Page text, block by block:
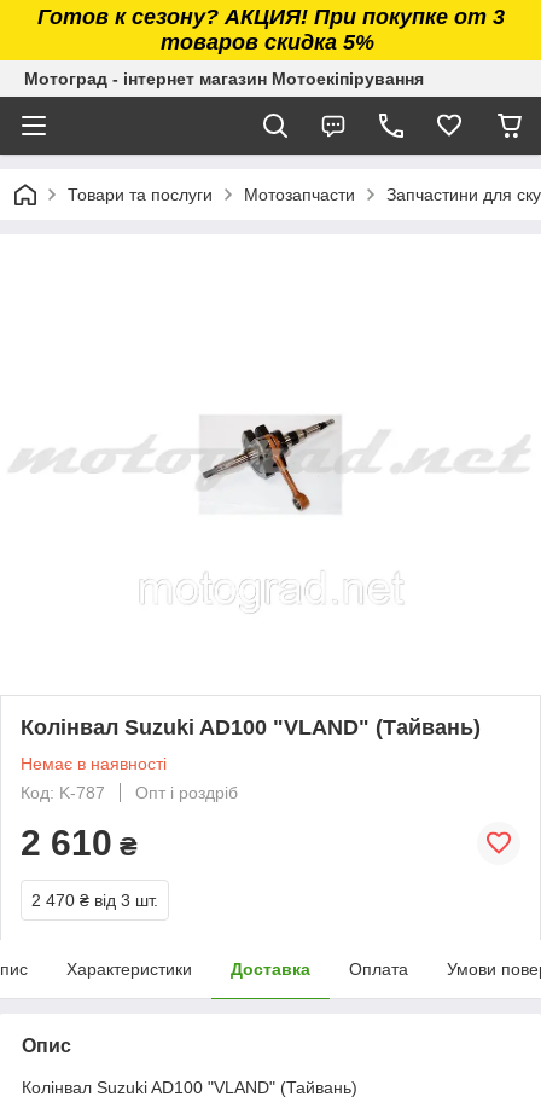
Готов к сезону? АКЦИЯ! При покупке от 3
товаров скидка 5%
Мотоград - інтернет магазин Мотоекіпірування
Товари та послуги Мотозапчасти Запчастини для
Колінвал Suzuki AD100 "VLAND" (Тайвань)
Немає в наявності
Код: K-787
Опт і роздріб
2 610 ₴
2 470 ₴ від 3 шт.
Характеристики Доставка Оплата Умови
Опис
Колінвал Suzuki AD100 "VLAND" (Тайвань)